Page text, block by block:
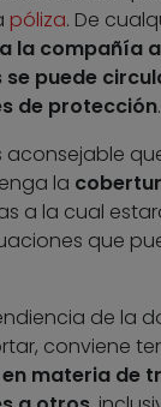
póliza. De
la compañía
se puede
de protección.
aconsejable
la
a la cual
que
de la
conviene
materia de